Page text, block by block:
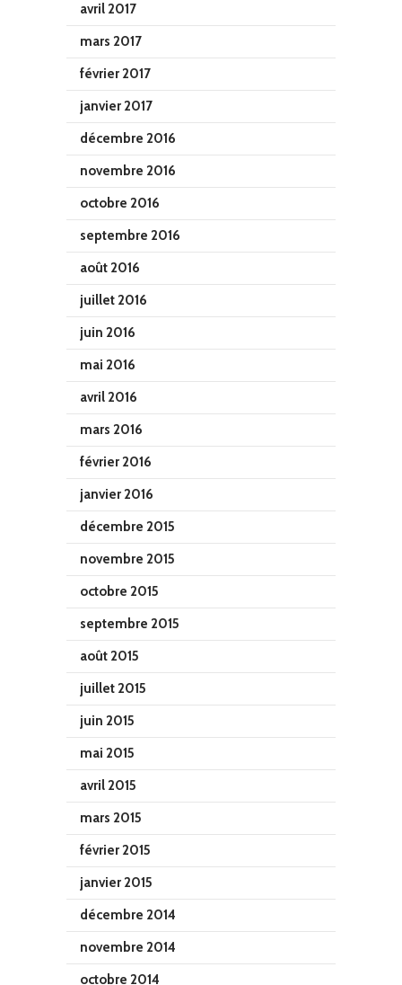
avril 2017
mars 2017
février 2017
janvier 2017
décembre 2016
novembre 2016
octobre 2016
septembre 2016
août 2016
juillet 2016
juin 2016
mai 2016
avril 2016
mars 2016
février 2016
janvier 2016
décembre 2015
novembre 2015
octobre 2015
septembre 2015
août 2015
juillet 2015
juin 2015
mai 2015
avril 2015
mars 2015
février 2015
janvier 2015
décembre 2014
novembre 2014
octobre 2014